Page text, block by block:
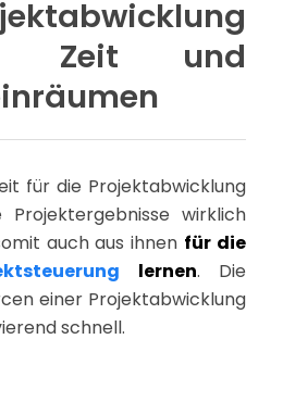
Zeit und
für die Projektabwicklung
wirklich
auch aus ihnen für die
lernen. Die
einer Projektabwicklung
schnell.